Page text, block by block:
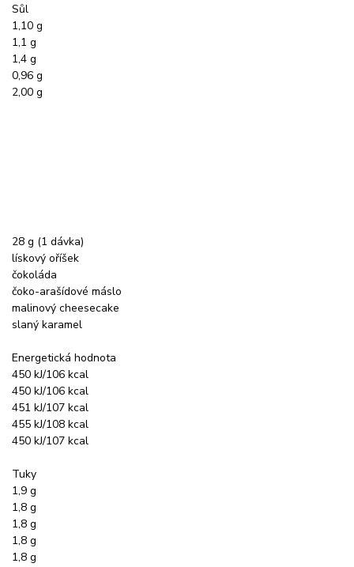
Sůl
1,10 g
1,1 g
1,4 g
0,96 g
2,00 g
28 g (1 dávka)
lískový oříšek
čokoláda
čoko-arašídové máslo
malinový cheesecake
slaný karamel
Energetická hodnota
450 kJ/106 kcal
450 kJ/106 kcal
451 kJ/107 kcal
455 kJ/108 kcal
450 kJ/107 kcal
Tuky
1,9 g
1,8 g
1,8 g
1,8 g
1,8 g